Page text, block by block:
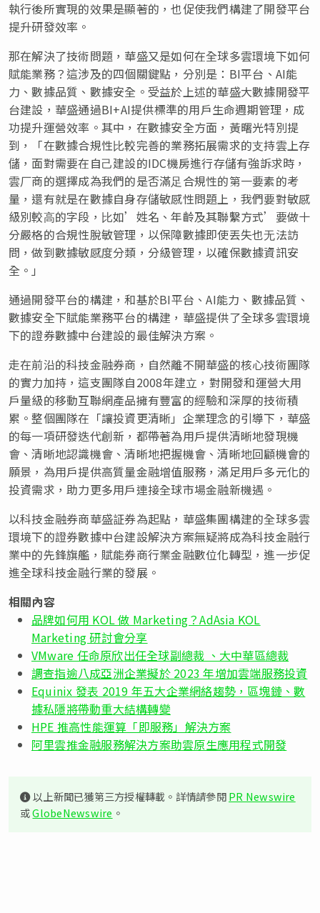
執行後所實現的效果是顯著的，也促使我們構建了開發平台
提升研發效率。
那在解決了技術問題，華盛又是如何在全球多雲環境下如何
賦能業務？這涉及的四個關鍵點，分別是：BI平台、AI能
力、數據品質、數據安全。受益於上述的華盛大數據開發平
台建設，華盛通過BI+AI提供標準的用戶生命週期管理，成
功提升運營效率。其中，在數據安全方面，黃曙光特別提
到，「在數據合規性⽐較完善的業務拓展需求的⽀持雲上存
儲，面對需要在⾃⼰建設的IDC機房進⾏存儲有強訴求時，
雲⼚商的選擇成為我們的是否滿⾜合規性的第⼀要素的考
量，還有就是在數據⾃身存儲敏感性問題上，我們要對敏感
級別較⾼的字段，⽐如’姓名、年齡及其聯繫⽅式’要做十
分嚴格的合規性脫敏管理，以保障數據即使丟失也⽆法訪
問，做到數據敏感度分類，分級管理，以確保數據資訊安
全。」
通過開發平台的構建，和基於BI平台、AI能力、數據品質、
數據安全下賦能業務平台的構建，華盛提供了全球多雲環境
下的證券數據中台建設的最佳解決方案。
走在前沿的科技金融券商，自然離不開華盛的核心技術團隊
的實力加持，這支團隊自2008年建立，對開發和運營大用
戶量級的移動互聯網產品擁有豐富的經驗和深厚的技術積
累。整個團隊在「讓投資更清晰」企業理念的引導下，華盛
的每一項研發迭代創新，都帶著為用戶提供清晰地發現機
會、清晰地認識機會、清晰地把握機會、清晰地回顧機會的
願景，為用戶提供高質量金融增值服務，滿足用戶多元化的
投資需求，助力更多用戶連接全球市場金融新機遇。
以科技金融券商華盛証券為起點，華盛集團構建的全球多雲
環境下的證券數據中台建設解決方案無疑將成為科技金融行
業中的先鋒旗艦，賦能券商行業金融數位化轉型，進一步促
進全球科技金融行業的發展。
相關內容
品牌如何用 KOL 做 Marketing？AdAsia KOL
Marketing 研討會分享
VMware 任命原欣出任全球副總裁 、大中華區總裁
調查指逾八成亞洲企業擬於 2023 年增加雲端服務投資
Equinix 發表 2019 年五大企業網絡趨勢，區塊鏈、數
據私隱將帶動重大結構轉變
HPE 推高性能運算「即服務」解決方案
阿里雲推金融服務解決方案助雲原生應用程式開發
以上新聞已獲第三方授權轉載。詳情請參閱PR Newswire
或GlobeNewswire 。